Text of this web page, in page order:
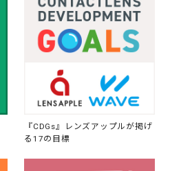
『CDGs』レンズアップルが掲げ
る17の目標